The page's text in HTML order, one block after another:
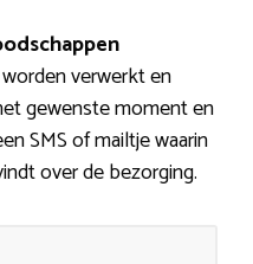
verwerkt en
gewenste moment en
SMS of mailtje waarin
over de bezorging.